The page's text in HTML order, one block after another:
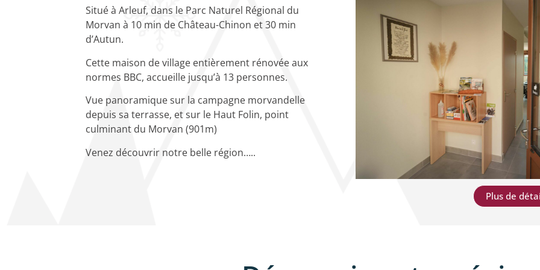
Situé à Arleuf, dans le Parc Naturel Régional du
Morvan à 10 min de Château-Chinon et 30 min
d’Autun.
Cette maison de village entièrement rénovée aux
normes BBC, accueille jusqu’à 13 personnes.
Vue panoramique sur la campagne morvandelle
depuis sa terrasse, et sur le Haut Folin, point
culminant du Morvan (901m)
Venez découvrir notre belle région…..
Plus de